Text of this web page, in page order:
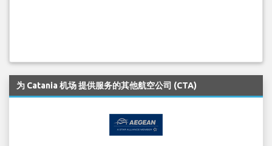
为 Catania 机场 提供服务的其他航空公司 (CTA)